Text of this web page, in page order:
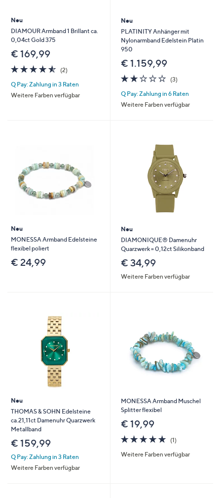
bzw.
rechts,
um
anzuzeigen.
Neu
DIAMOUR Armband 1 Brillant ca.
0,04ct Gold 375
€ 169,99
4.5
von
5
(2)2
Q Pay: Zahlung in 3 Raten
Weitere Farben verfügbar
Neu
PLATINITY Anhänger mit
Nylonarmband Edelstein Platin
950
€ 1.159,99
1.7
von
5
(3)3
Q Pay: Zahlung in 6 Raten
Weitere Farben verfügbar
Neu
MONESSA Armband Edelsteine
flexibel poliert
€ 24,99
Neu
DIAMONIQUE® Damenuhr
Quarzwerk = 0,12ct Silikonband
€ 34,99
Weitere Farben verfügbar
Neu
THOMAS & SOHN Edelsteine
ca.21,11ct Damenuhr Quarzwerk
Metallband
€ 159,99
Q Pay: Zahlung in 3 Raten
Weitere Farben verfügbar
MONESSA Armband Muschel
Splitter flexibel
€ 19,99
5.0
von
5
(1)1
Weitere Farben verfügbar